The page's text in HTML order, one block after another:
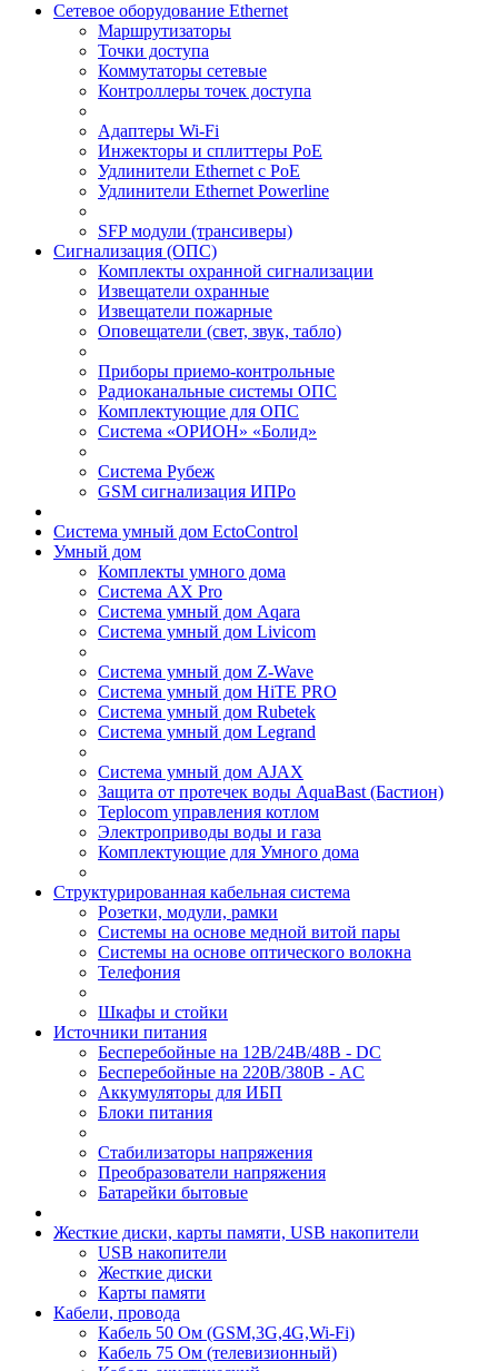
Сетевое оборудование Ethernet
Маршрутизаторы
Точки доступа
Коммутаторы сетевые
Контроллеры точек доступа
Адаптеры Wi-Fi
Инжекторы и сплиттеры РоЕ
Удлинители Ethernet с PoE
Удлинители Ethernet Powerline
SFP модули (трансиверы)
Сигнализация (ОПС)
Комплекты охранной сигнализации
Извещатели охранные
Извещатели пожарные
Оповещатели (свет, звук, табло)
Приборы приемо-контрольные
Радиоканальные системы ОПС
Комплектующие для ОПС
Система «ОРИОН» «Болид»
Система Рубеж
GSM сигнализация ИПРо
Система умный дом EctoControl
Умный дом
Комплекты умного дома
Система AX Pro
Система умный дом Aqara
Система умный дом Livicom
Система умный дом Z-Wave
Система умный дом HiTE PRO
Система умный дом Rubetek
Система умный дом Legrand
Система умный дом AJAX
Защита от протечек воды AquaBast (Бастион)
Teplocom управления котлом
Электроприводы воды и газа
Комплектующие для Умного дома
Структурированная кабельная система
Розетки, модули, рамки
Системы на основе медной витой пары
Системы на основе оптического волокна
Телефония
Шкафы и стойки
Источники питания
Бесперебойные на 12В/24В/48В - DC
Бесперебойные на 220В/380В - AC
Аккумуляторы для ИБП
Блоки питания
Стабилизаторы напряжения
Преобразователи напряжения
Батарейки бытовые
Жесткие диски, карты памяти, USB накопители
USB накопители
Жесткие диски
Карты памяти
Кабели, провода
Кабель 50 Ом (GSM,3G,4G,Wi-Fi)
Кабель 75 Ом (телевизионный)